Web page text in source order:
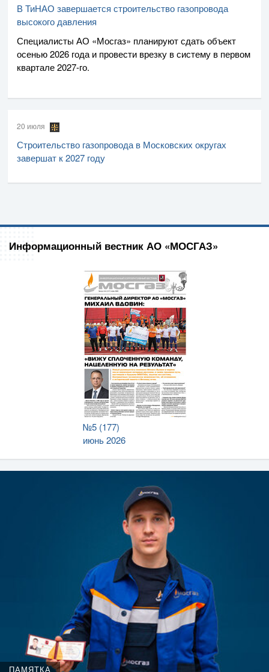
В ТиНАО завершается строительство газопровода
высокого давления
Специалисты АО «Мосгаз» планируют сдать объект
осенью 2026 года и провести врезку в систему в первом
квартале2027-го.
20 июля
Строительство газопровода в Московских округах
завершат к 2027 году
Информационный вестник АО «МОСГАЗ»
№5 (177)
июнь 2026
ПАМЯТКА